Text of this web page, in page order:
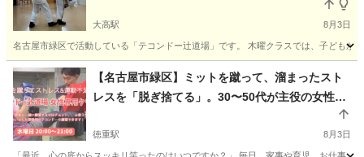
大高駅 8月3日
名古屋市緑区で活動している「テコンドー辻道場」です。 木曜クラスでは、子ども
愛知 名古屋市 大高駅 空手/他格闘技 テコンドー
【名古屋市緑区】ミットを蹴って、溜まったスト
レスを「脱ぎ捨てる」。30〜50代が主役の女性専
徳重駅 8月3日